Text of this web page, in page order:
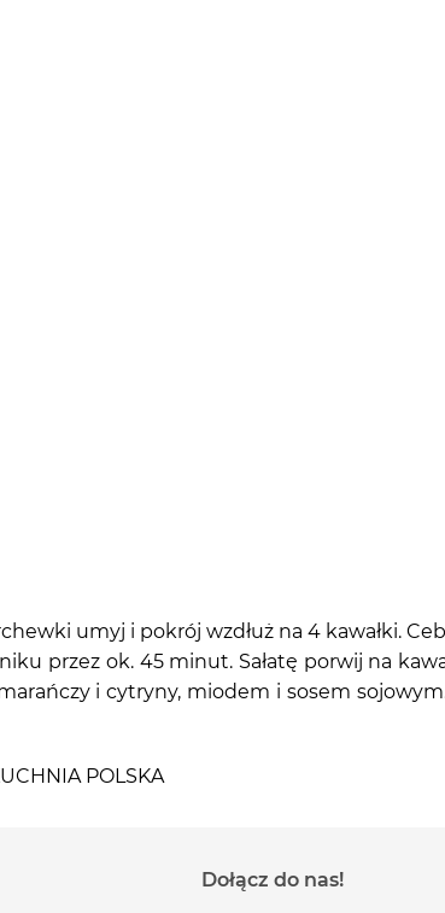
umyj i pokrój wzdłuż na 4 kawałki.
przez ok. 45 minut. Sałatę porwij na
i cytryny, miodem i sosem
POLSKA
Dołącz do nas!